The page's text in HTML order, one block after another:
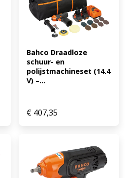
Bahco Draadloze
schuur- en
polijstmachineset (14.4
V) –...
€ 407,35